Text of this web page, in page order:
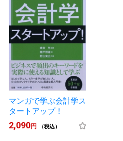
マンガで学ぶ会計学ス
タートアップ！
2,090円 （税込）